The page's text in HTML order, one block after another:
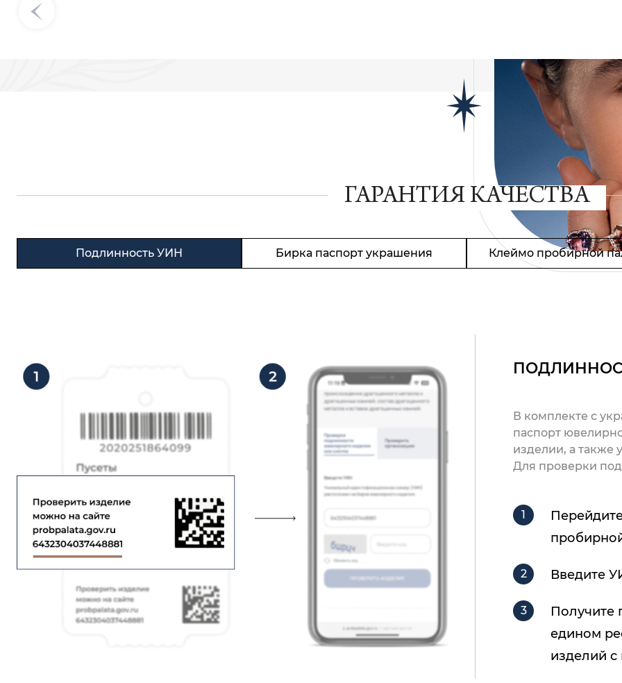
ГАРАНТИЯ КАЧЕСТВА
Подлинность УИН Бирка паспорт украшения Клеймо пробирной
В комплекте с
паспорт
изделии, а
Для проверки
Введите
Получите
едином
изделий с